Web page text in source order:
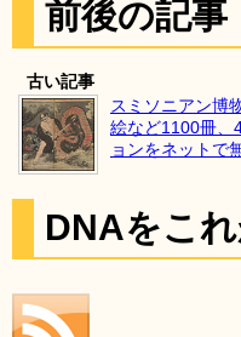
前後の記事
古い記事
スミソニアン博
絵など1100冊、
ョンをネットで
DNAをこ